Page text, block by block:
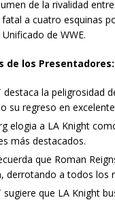
de la rivalidad
a cuatro esquinas
de WWE.
de los Presentadores:
destaca la peligrosidad
su regreso en
elogia a LA Knight
más destacados.
que Roman
derrotando a todos los
sugiere que LA Knight